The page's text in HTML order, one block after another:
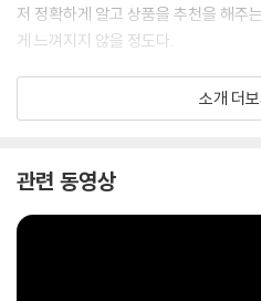
저 정확하게 알고 상품을 추천을 해주
게 느껴지지 않을 정도다.
시작되었고, 앞으로 어떻게 될 것이며,
발전에 결정적 역할을 한 것이 딥러닝
소개 더
관련 동영상